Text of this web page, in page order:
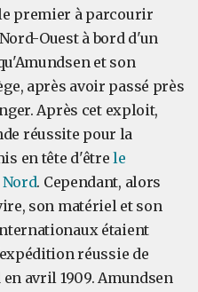
premier à parcourir
Ouest à bord d'un
et son
après avoir passé près
Après cet exploit,
réussite pour la
en tête d'êtrele
. Cependant, alors
son matériel et son
étaient
réussie de
avril 1909. Amundsen